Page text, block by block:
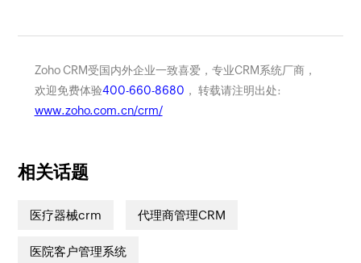
Zoho CRM受国内外企业一致喜爱，专业CRM系统厂商，
欢迎免费体验400-660-8680 ， 转载请注明出处:
www.zoho.com.cn/crm/
相关话题
医疗器械crm 代理商管理CRM
医院客户管理系统